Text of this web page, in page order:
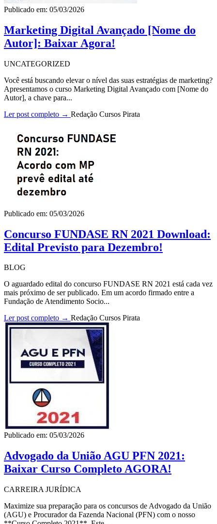
Publicado em: 05/03/2026
Marketing Digital Avançado [Nome do
Autor]: Baixar Agora!
UNCATEGORIZED
Você está buscando elevar o nível das suas estratégias de marketing?
Apresentamos o curso Marketing Digital Avançado com [Nome do
Autor], a chave para...
Ler post completo → Redação Cursos Pirata
Publicado em: 05/03/2026
Concurso FUNDASE RN 2021 Download:
Edital Previsto para Dezembro!
BLOG
O aguardado edital do concurso FUNDASE RN 2021 está cada vez
mais próximo de ser publicado. Em um acordo firmado entre a
Fundação de Atendimento Socio...
Ler post completo → Redação Cursos Pirata
Publicado em: 05/03/2026
Advogado da União AGU PFN 2021:
Baixar Curso Completo AGORA!
CARREIRA JURÍDICA
Maximize sua preparação para os concursos de Advogado da União
(AGU) e Procurador da Fazenda Nacional (PFN) com o nosso